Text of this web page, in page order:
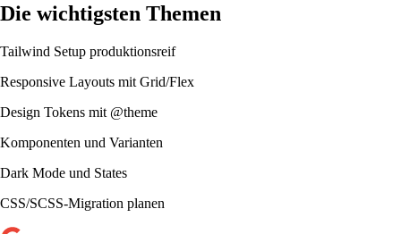
Die wichtigsten Themen
Tailwind Setup produktionsreif
Responsive Layouts mit Grid/Flex
Design Tokens mit @theme
Komponenten und Varianten
Dark Mode und States
CSS/SCSS-Migration planen